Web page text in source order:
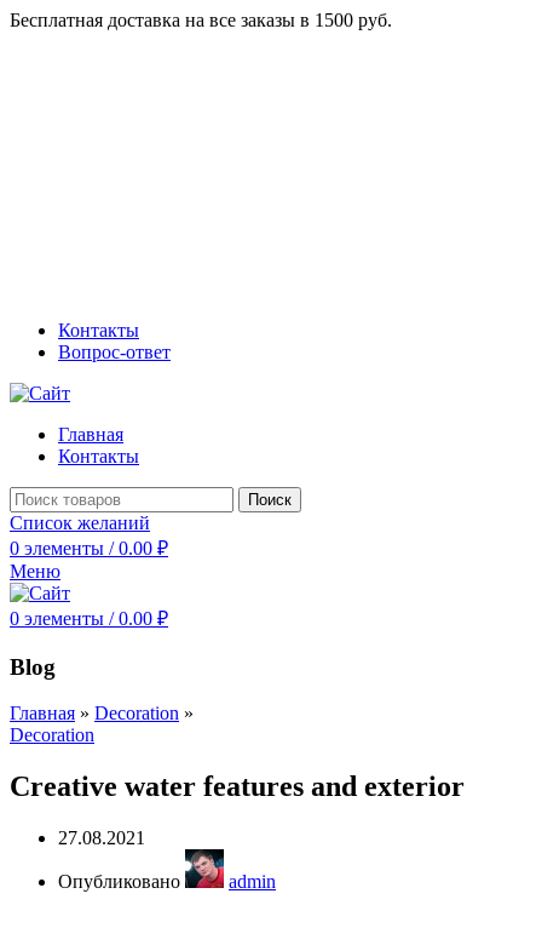
Бесплатная доставка на все заказы в 1500 руб.
Контакты
Вопрос-ответ
Главная
Контакты
Поиск
Список желаний
0 элементы / 0.00 ₽
Меню
0 элементы / 0.00 ₽
Blog
Главная » Decoration »
Decoration
Creative water features and exterior
27.08.2021
Опубликовано admin